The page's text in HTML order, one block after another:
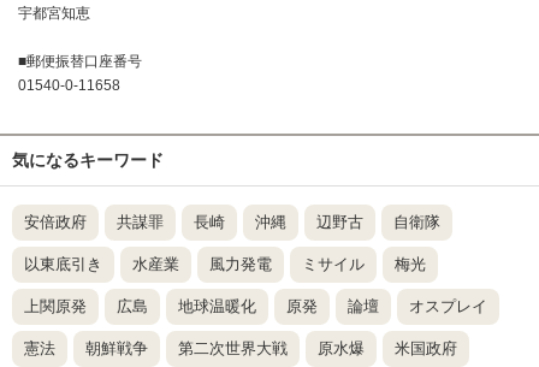
宇都宮知恵
■郵便振替口座番号
01540-0-11658
気になるキーワード
安倍政府 共謀罪 長崎 沖縄 辺野古 自衛隊
以東底引き 水産業 風力発電 ミサイル 梅光
上関原発 広島 地球温暖化 原発 論壇 オスプレイ
憲法 朝鮮戦争 第二次世界大戦 原水爆 米国政府